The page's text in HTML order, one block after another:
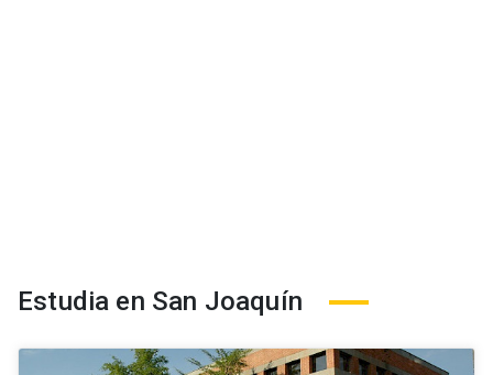
Estudia en San Joaquín